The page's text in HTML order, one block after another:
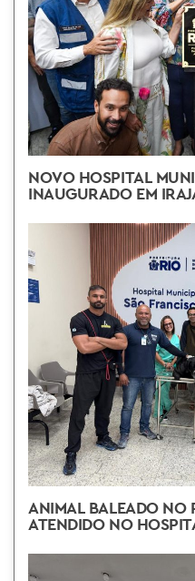
NOVO HOSPITAL
INAUGURADO EM
ANIMAL BALEADO NO
ATENDIDO NO